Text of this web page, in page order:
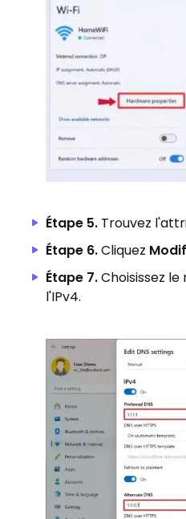
Étape 5. Trouvez
Étape 6.Cliquez
Étape 7.Choisissez
l'IPv4.